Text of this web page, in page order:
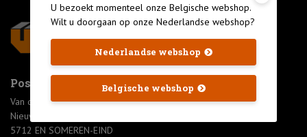
U bezoekt momenteel onze Belgische webshop.
Wilt u doorgaan op onze Nederlandse webshop?
Nederlandse webshop
Belgische webshop
Postadres en afhalen producten
Van den Eijnde Nettenverkoop B.V.
Nieuwendijk 90
5712 EN SOMEREN-EIND